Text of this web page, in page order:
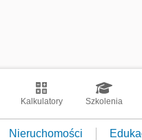
Kalkulatory Szkolenia
Nieruchomości